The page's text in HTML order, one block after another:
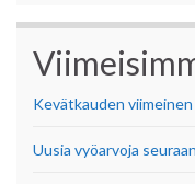
Kevätkauden
Uusia vyöarvoja seuraan